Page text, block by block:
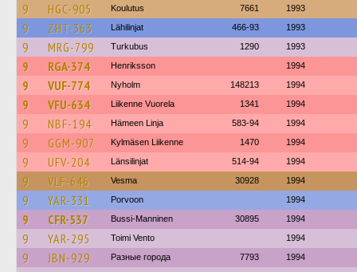
9 HGC-905 Koulutus 7661 1993
9 ZHT-363 Lähilinjat 466-93 1993
9 MRG-799 Turkubus 1290 1993
9 RGA-374 Henriksson 1994
9 VUF-774 Nyholm 148213 1994
9 VFU-634 Liikenne Vuorela 1341 1994
9 NBF-194 Hämeen Linja 583-94 1994
9 GGM-907 Kylmäsen Liikenne 1470 1994
9 UFV-204 Länsilinjat 514-94 1994
9 VLF-646 Vesma 30928 1994
9 YAR-331 Porvoon 1994
9 CFR-537 Bussi-Manninen 30895 1994
9 YAR-295 Toimi Vento 1994
9 JBN-929 Разные города 7793 1994